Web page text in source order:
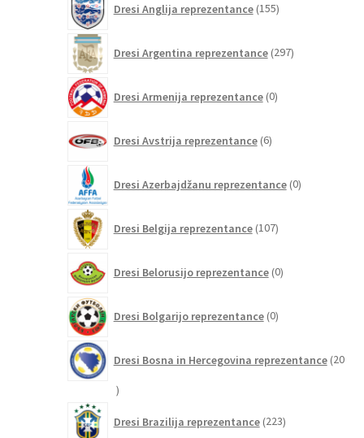
Dresi Anglija reprezentance 155izdelkov
Dresi Argentina reprezentance 297izdelkov
Dresi Armenija reprezentance 0izdelkov
Dresi Avstrija reprezentance 6izdelkov
Dresi Azerbajdžanu reprezentance 0izdelkov
Dresi Belgija reprezentance 107izdelkov
Dresi Belorusijo reprezentance 0izdelkov
Dresi Bolgarijo reprezentance 0izdelkov
Dresi Bosna in Hercegovina reprezentance 20
20
Dresi Brazilija reprezentance 223izdelkov